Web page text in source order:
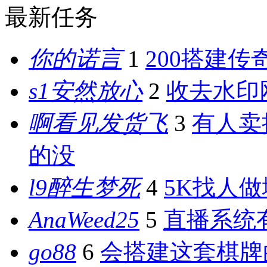
最新任务
你的诺言 1 200搭建传
s1安然放心 2 收去水印
啊看见发货飞 3 有人
的没
l9醉生梦死 4 5K找人
AnaWeed25 5 直播系统
go88 6 会搭建这套棋